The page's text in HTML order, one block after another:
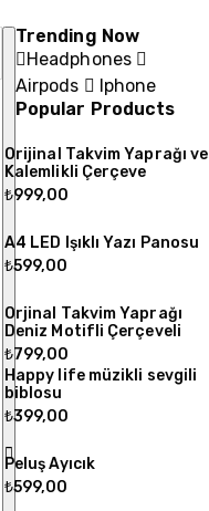
Trending Now
Headphones
Airpods
Iphone
Popular Products
Orijinal Takvim Yaprağı ve
Kalemlikli Çerçeve
₺999,00
A4 LED Işıklı Yazı Panosu
₺599,00
Orjinal Takvim Yaprağı
Deniz Motifli Çerçeveli
₺799,00
Happy life müzikli sevgili
biblosu
₺399,00
Peluş Ayıcık
₺599,00